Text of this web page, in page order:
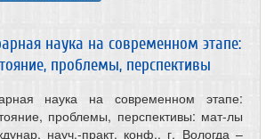
наука на современном этапе:
проблемы, перспективы
наука на современном этапе:
проблемы, перспективы: мат-лы
науч.-практ. конф., г. Вологда –